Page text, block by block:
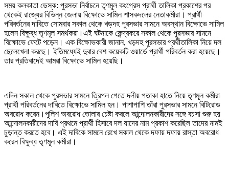
সময় কলকাতা ডেস্ক: পুরসভা নির্বাচনে তৃণমূল কংগ্রেস প্রার্থী তালিকা প্রকাশের পর
থেকেই রাজ্যের বিভিন্ন জেলায় বিক্ষোভে সামিল শাসকদলের নেতাকর্মীরা। প্রার্থী
পরিবর্তনের দাবিতে সোমবার সকাল থেকে খড়দহ পুরসভার সামনে অবস্থান বিক্ষোভে সামিল
হলেন বিক্ষুব্ধ তৃণমূল সমর্থকরা।এই ঘটনাকে কেন্দ্রকরে সকাল থেকে পুরসভার সামনে
বিক্ষোভে ফেটে পড়েন। এক বিক্ষোভকারী জানান, খড়দহ পুরসভার প্রর্থীতালিকা নিয়ে দল
ছেলেখেলা করছে। ইতিমধ্যেই দুবার বেশ কয়েকটি ওয়ার্ডে প্রার্থী পরিবর্তন করা হয়েছে।
তার প্রতিবাদেই আমরা বিক্ষোভে সামিল হয়েছি।
এদিন সকাল থেকে পুরসভার সামনে ত্রিপল পেতে দলীয় পতাকা হাতে নিয়ে তৃণমূল কর্মীরা
প্রার্থী পরিবর্তনের দাবিতে বিক্ষোভে সামিল হন। পাশাপাশি তাঁরা পুরসভার সামনে বিটিরোড
অবরোধ করেন।পুলিশ অবরোধ তোলার চেষ্টা করলে আন্দোলনকারীদের সঙ্গে বচসা শুরু হয়
আন্দোলনকারীদের দাবি প্রথমে প্রার্থী হিসাবে দল যাদের নাম প্রকাশ করেছিল তাদের নামই
চুড়ান্ত করতে হবে। এই দাবিকে সামনে রেখে সকাল থেকে দফায় দফায় রাস্তা অবরোধ
করেন বিক্ষুব্ধ তৃণমূল কর্মীরা।